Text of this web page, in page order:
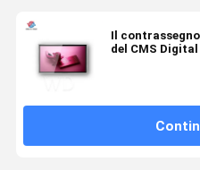
Il
del CMS